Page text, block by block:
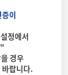
이
정에서
경우
랍니다.